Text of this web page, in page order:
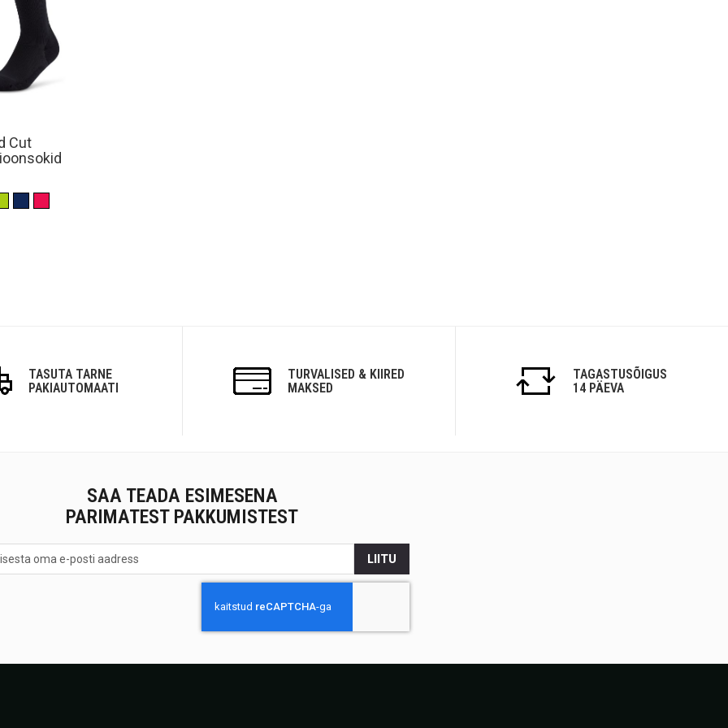
Cut
TASUTA TARNE
PAKIAUTOMAATI
TURVALISED & KIIRED
MAKSED
TAGASTUSÕIGUS
14 PÄEVA
SAA TEADA ESIMESENA
PARIMATEST PAKKUMISTEST
LIITU